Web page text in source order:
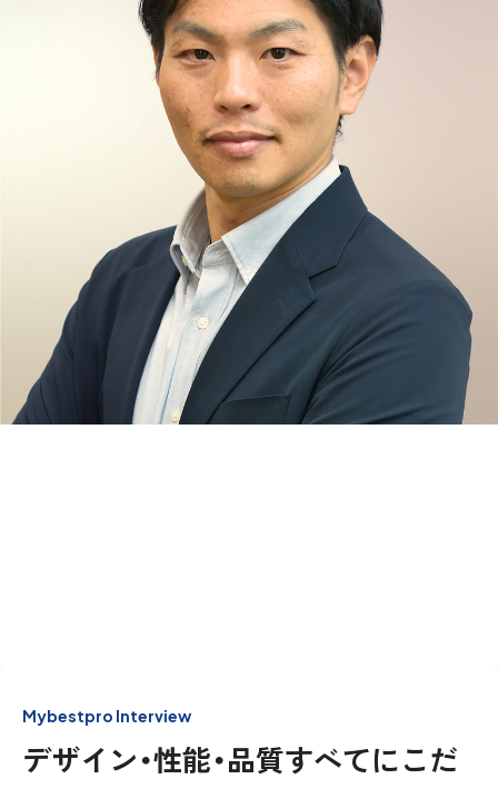
Mybestpro Interview
デザイン・性能・品質すべてにこだ